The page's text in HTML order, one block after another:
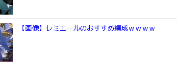
【画像】レミエールのおすすめ編成ｗｗｗｗ